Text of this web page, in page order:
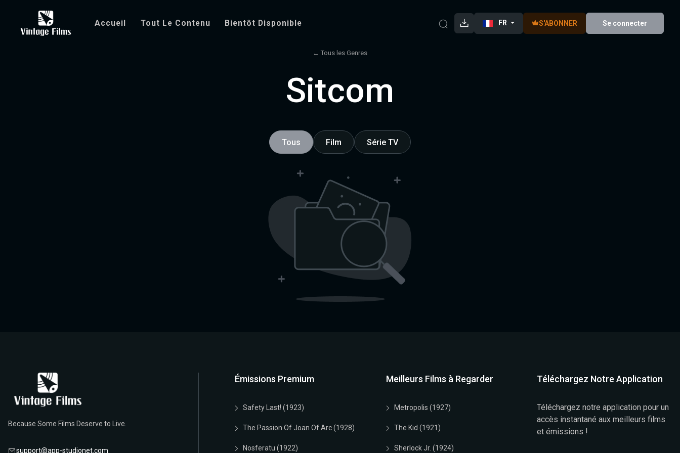
Accueil Tout Le Contenu Bientôt Disponible FR S'ABONNER Se connecter
← Tous les Genres
Sitcom
Tous Film Série TV
Because Some Films Deserve to Live.
support@app-studionet.com
Émissions Premium
Safety Last! (1923)
The Passion Of Joan Of Arc (1928)
Nosferatu (1922)
Meilleurs Films à Regarder
Metropolis (1927)
The Kid (1921)
Sherlock Jr. (1924)
Téléchargez Notre Application
Téléchargez notre application pour un
accès instantané aux meilleurs films
et émissions !